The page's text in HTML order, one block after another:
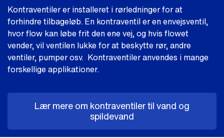
Kontraventiler er installeret i rørledninger for at
forhindre tilbageløb. En kontraventil er en envejsventil,
hvor flow kan løbe frit den ene vej, og hvis flowet
vender, vil ventilen lukke for at beskytte rør, andre
ventiler, pumper osv. Kontraventiler anvendes i mange
forskellige applikationer.
Lær mere om kontraventiler til vand og
spildevand